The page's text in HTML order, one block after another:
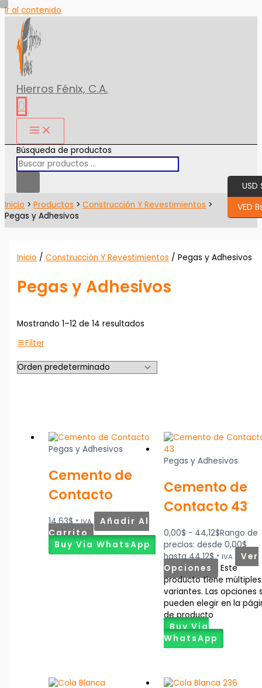
Ir al contenido
Hierros Fénix, C.A.
0
Búsqueda de productos
Inicio Productos
Construcción Y Revestimientos
Pegas y Adhesivos
Inicio /Construcción Y Revestimientos / Pegas y Adhesivos
Pegas y Adhesivos
Mostrando 1–12 de 14 resultados
Filter
Pegas y Adhesivos
Cemento de
Contacto
14,63$ * IVA
Añadir Al
Carrito
Buy Via WhatsApp
Pegas y Adhesivos
Cemento de
Contacto 43
0,00$ - 44,12$Rango de
precios: desde 0,00$
hasta 44,12$ * IVA
Ver
Opciones
Este
producto tiene múltiples
variantes. Las opciones
pueden elegir en la
de producto
Buy Via
WhatsApp
USD
VED